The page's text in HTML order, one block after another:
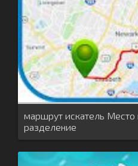
маршрут искатель
разделение